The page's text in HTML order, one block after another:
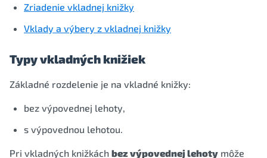
Zriadenie vkladnej knižky
Vklady a výbery z vkladnej knižky
Typy vkladných knižiek
Základné rozdelenie je na vkladné knižky:
bez výpovednej lehoty,
s výpovednou lehotou.
Pri vkladných knižkách bez výpovednej lehoty môže